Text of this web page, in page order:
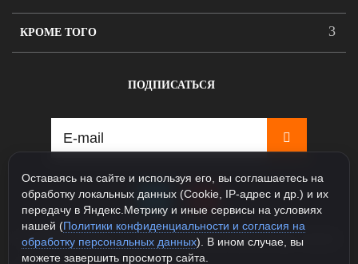
КРОМЕ ТОГО
ПОДПИСАТЬСЯ
115088, Москва, ул. Севастопольский проспект д.5, корпус
1
Оставаясь на сайте и используя его, вы соглашаетесь на
обработку локальных данных (Cookie, IP-адрес и др.) и их
передачу в Яндекс.Метрику и иные сервисы на условиях
нашей (Политики конфиденциальности и согласия на
обработку персональных данных). В ином случае, вы
можете завершить просмотр сайта.